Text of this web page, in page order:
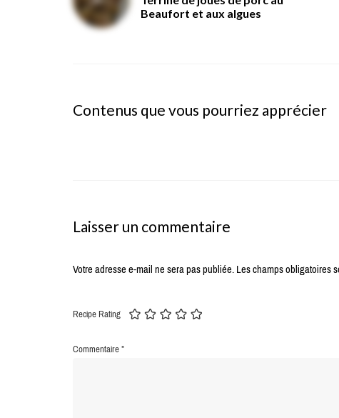
de
l’article
Beaufort et aux algues
Contenus que vous pourriez apprécier
Laisser un commentaire
Votre adresse e-mail ne sera pas publiée.Les champs obligatoires
Recipe Rating
Commentaire*